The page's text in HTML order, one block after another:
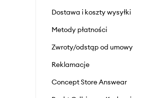
Dostawa i koszty wysyłki
Metody płatności
Zwroty/odstąp od umowy
Reklamacje
Concept Store Answear